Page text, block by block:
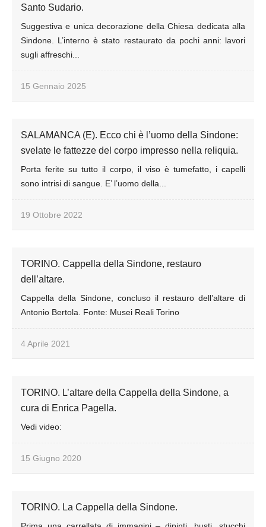
Santo Sudario.
Suggestiva e unica decorazione della Chiesa dedicata alla
Sindone. L’interno è stato restaurato da pochi anni: lavori
sugli affreschi...
15 Gennaio 2025
SALAMANCA (E). Ecco chi è l’uomo della Sindone:
svelate le fattezze del corpo impresso nella reliquia.
Porta ferite su tutto il corpo, il viso è tumefatto, i capelli
sono intrisi di sangue. E’ l’uomo della...
19 Ottobre 2022
TORINO. Cappella della Sindone, restauro
dell’altare.
Cappella della Sindone, concluso il restauro dell’altare di
Antonio Bertola. Fonte: Musei Reali Torino
4 Aprile 2021
TORINO. L’altare della Cappella della Sindone, a
cura di Enrica Pagella.
Vedi video:
15 Giugno 2020
TORINO. La Cappella della Sindone.